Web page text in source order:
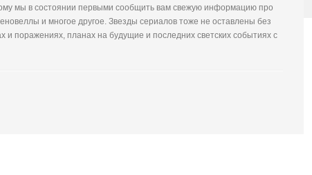
мы в состоянии первыми сообщить вам свежую информацию про
и многое другое. Звезды сериалов тоже не оставлены без
поражениях, планах на будущие и последних светских событиях с